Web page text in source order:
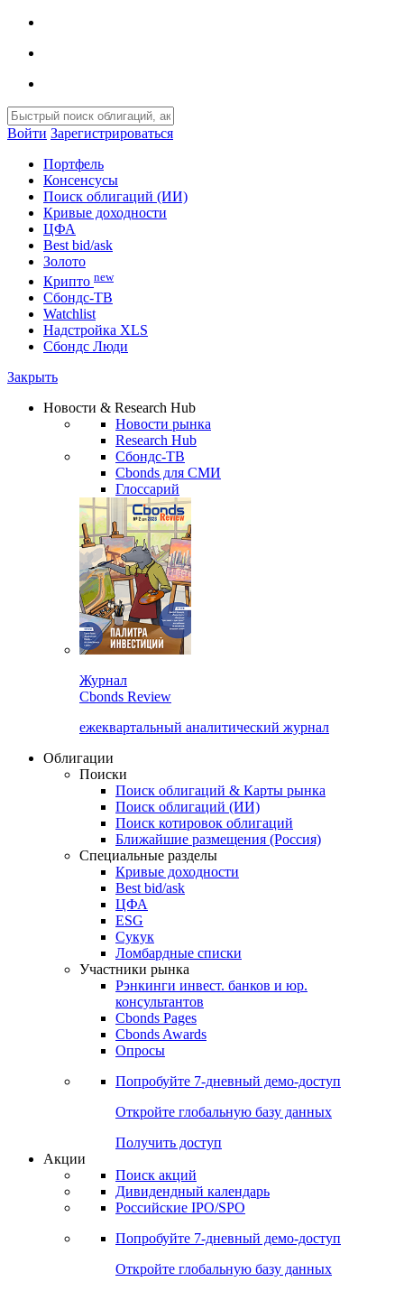
Войти Зарегистрироваться
Портфель
Консенсусы
Поиск облигаций (ИИ)
Кривые доходности
ЦФА
Best bid/ask
Золото
Крипто new
Сбондс-ТВ
Watchlist
Надстройка XLS
Сбондс Люди
Закрыть
Новости & Research Hub
Новости рынка
Research Hub
Сбондс-ТВ
Cbonds для СМИ
Глоссарий
Журнал
Cbonds Review
ежеквартальный аналитический журнал
Облигации
Поиски
Поиск облигаций & Карты рынка
Поиск облигаций (ИИ)
Поиск котировок облигаций
Ближайшие размещения (Россия)
Специальные разделы
Кривые доходности
Best bid/ask
ЦФА
ESG
Сукук
Ломбардные списки
Участники рынка
Рэнкинги инвест. банков и юр.
консультантов
Cbonds Pages
Cbonds Awards
Опросы
Попробуйте 7-дневный демо-доступ
Откройте глобальную базу данных
Получить доступ
Акции
Поиск акций
Дивидендный календарь
Российские IPO/SPO
Попробуйте 7-дневный демо-доступ
Откройте глобальную базу данных